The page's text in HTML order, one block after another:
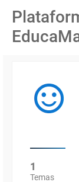
1
Temas